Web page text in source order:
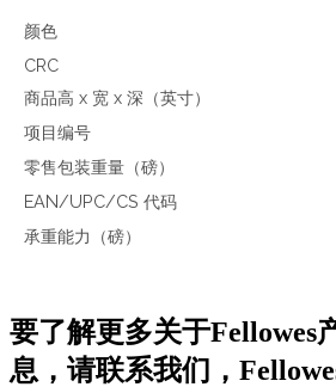
颜色
CRC
商品高 x 宽 x 深（英寸）
项目编号
零售包装重量（磅）
EAN/UPC/CS 代码
承重能力（磅）
要了解更多关于Fellowes
息，请联系我们，